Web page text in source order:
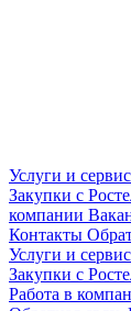
Услуги и
Закупки с
компании
Контакты
Услуги и
Закупки с
Работа в